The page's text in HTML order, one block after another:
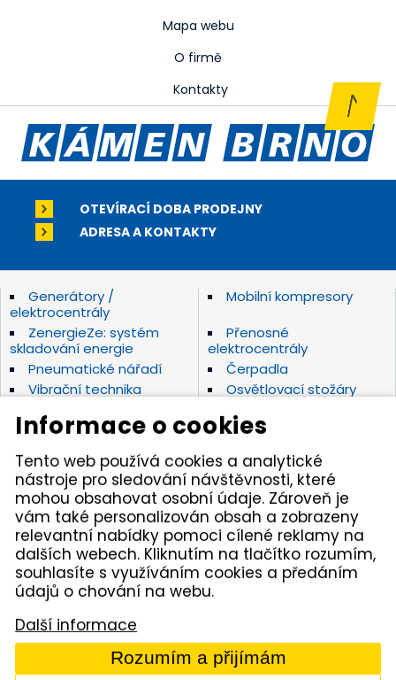
Mapa webu
O firmě
Kontakty
OTEVÍRACÍ DOBA PRODEJNY
ADRESA A KONTAKTY
Generátory /
elektrocentrály
Mobilní kompresory
ZenergieZe: systém
skladování energie
Přenosné
elektrocentrály
Pneumatické nářadí
Čerpadla
Vibrační technika
Osvětlovací stožáry
Hydraulické nářadí
Motorová kladiva
Závěsná hydraulická
kladiva
Zahradní technika
Akumulátorové stroje
Značky
Kámen Brno, spol. s r.o. – spolehlivý partner pro
opravdové řemeslníky. Zajišťujeme autorizovaný servis
pracovních strojů i nářadí, a provozujeme půjčovnu
nářadí v Tišnově. Specializujeme se na prodej nářadí
značek Permon, Atlas Copco, Husqvarna, Makita, NTC,
a zahradní techniky Dolmar aj. Dodáváme kamenivo
z našich vlastních lomů.
© 2005 - 2026 Kámen Brno, spol. s r. o. - Všechna práva
Informace o cookies
Tento web používá cookies a analytické
nástroje pro sledování návštěvnosti, které
mohou obsahovat osobní údaje. Zároveň je
vám také personalizován obsah a zobrazeny
relevantní nabídky pomoci cílené reklamy na
dalších webech. Kliknutím na tlačítko rozumím,
souhlasíte s využíváním cookies a předáním
údajů o chování na webu.
Další informace
Rozumím a přijímám